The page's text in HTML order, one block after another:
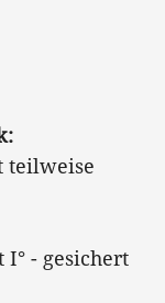
teilweise
- gesichert